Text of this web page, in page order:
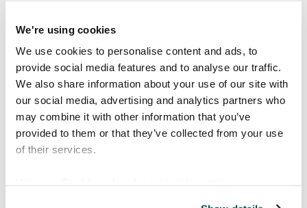
We're using cookies
We use cookies to personalise content and ads, to
provide social media features and to analyse our traffic.
We also share information about your use of our site with
our social media, advertising and analytics partners who
may combine it with other information that you’ve
provided to them or that they’ve collected from your use
of their services.
Resultatet
Fördelarna med appen för medicinsk
översättning blev snabbt uppenbara.
Sjukvårdspersonal rapporterade om ökat
förtroende hos patienterna och förbättrad
kartläggning av symtom, särskilt vid
bedömning av smärtnivåer. Lie delar med
sig av en framgångshistoria som visar